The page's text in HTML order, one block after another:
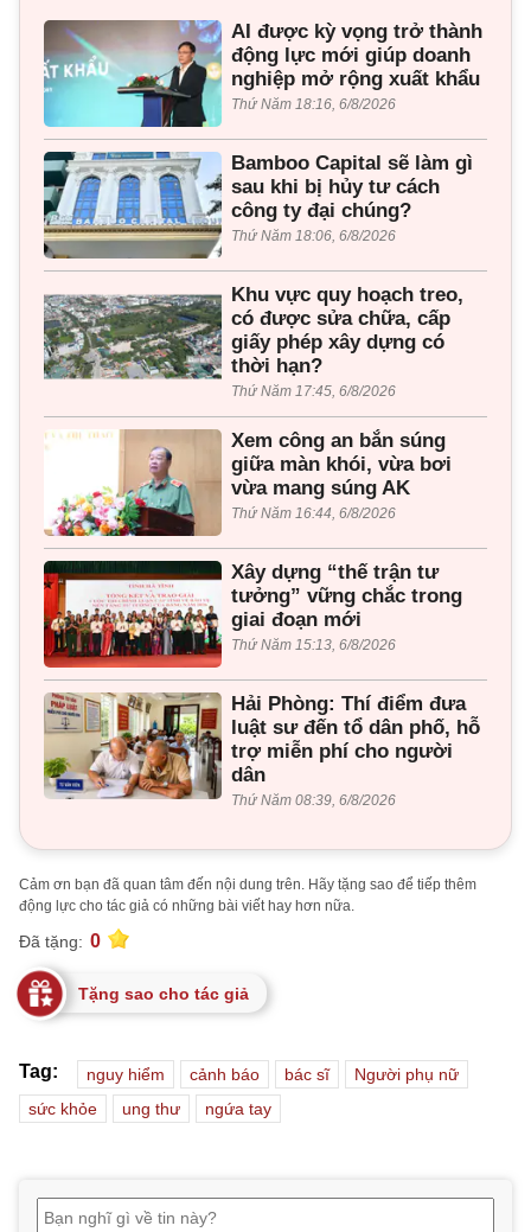
AI được kỳ vọng trở thành
động lực mới giúp doanh
nghiệp mở rộng xuất khẩu
Thứ Năm 18:16, 6/8/2026
Bamboo Capital sẽ làm gì
sau khi bị hủy tư cách
công ty đại chúng?
Thứ Năm 18:06, 6/8/2026
Khu vực quy hoạch treo,
có được sửa chữa, cấp
giấy phép xây dựng có
thời hạn?
Thứ Năm 17:45, 6/8/2026
Xem công an bắn súng
giữa màn khói, vừa bơi
vừa mang súng AK
Thứ Năm 16:44, 6/8/2026
Xây dựng “thế trận tư
tưởng” vững chắc trong
giai đoạn mới
Thứ Năm 15:13, 6/8/2026
Hải Phòng: Thí điểm đưa
luật sư đến tổ dân phố, hỗ
trợ miễn phí cho người
dân
Thứ Năm 08:39, 6/8/2026
Cảm ơn bạn đã quan tâm đến nội dung trên. Hãy tặng sao để tiếp thêm
động lực cho tác giả có những bài viết hay hơn nữa.
Đã tặng: 0
Tặng sao cho tác giả
Tag: nguy hiểm cảnh báo bác sĩ
Người phụ nữ
sức khỏe
ung thư ngứa tay